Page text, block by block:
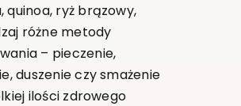
quinoa, ryż brązowy,
różne metody
– pieczenie,
duszenie czy smażenie
ilości zdrowego